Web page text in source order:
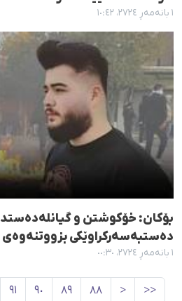
١ بانەمەڕ ٢٧٢٤، ١٠:٤٢
بۆکان: خۆکوشتن و
دەستبەسەرکراوێکی بزووتنەوەی
١ بانەمەڕ ٢٧٢٤، ٠٠:٣٠
<<
< ٨٨ ٨٩ ٩٠ ٩١